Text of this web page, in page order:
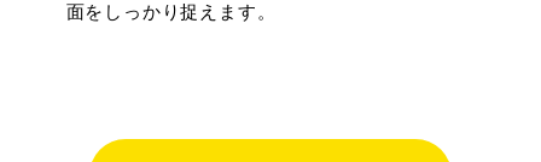
面をしっかり捉えます。